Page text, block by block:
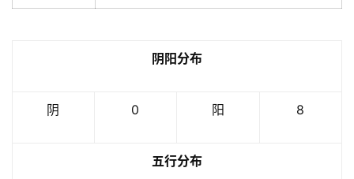
阴阳分布
阴 0 阳 8
五行分布